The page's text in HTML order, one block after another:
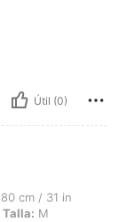
Útil (0)
70 cm / 28 in,
80 cm / 31 in
Talla: M